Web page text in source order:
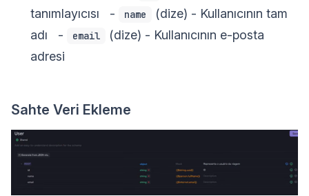
tanımlayıcısı -
name
(dize) - Kullanıcının tam
adı -
email
(dize) - Kullanıcının e-posta
adresi
Sahte Veri Ekleme